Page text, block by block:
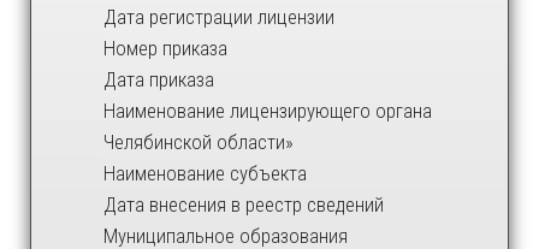
Дата регистрации лицензии
Номер приказа
Дата приказа
Наименование лицензирующего органа
Челябинской области»
Наименование субъекта
Дата внесения в реестр сведений
Муниципальное образования